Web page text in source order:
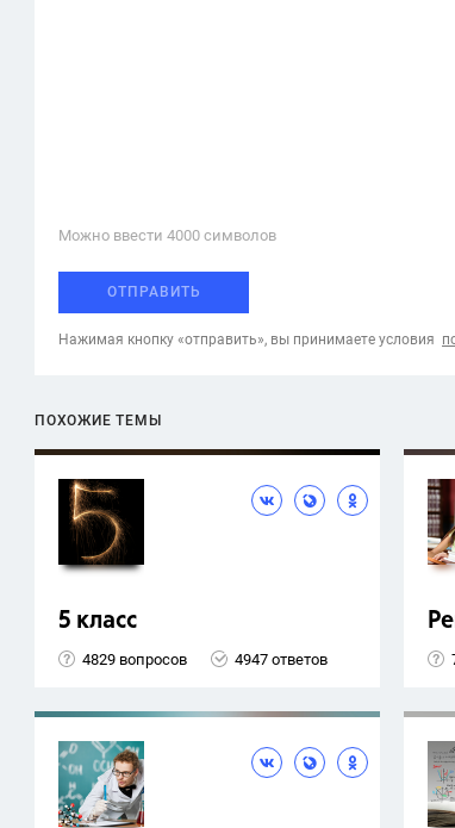
Можно ввести 4000 cимволов
ОТПРАВИТЬ
Нажимая кнопку «отправить», вы принимаете условия
ПОХОЖИЕ ТЕМЫ
5 класс
4829 вопросов 4947 ответов